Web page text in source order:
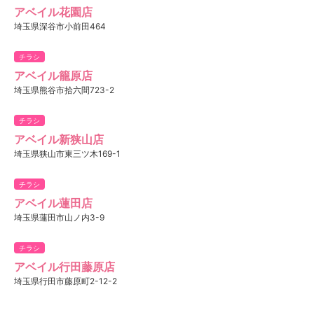
アベイル花園店
埼玉県深谷市小前田464
チラシ
アベイル籠原店
埼玉県熊谷市拾六間723-2
チラシ
アベイル新狭山店
埼玉県狭山市東三ツ木169-1
チラシ
アベイル蓮田店
埼玉県蓮田市山ノ内3-9
チラシ
アベイル行田藤原店
埼玉県行田市藤原町2-12-2